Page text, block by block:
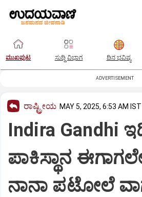
ಮುಖಪುಟ ಸುದ್ದಿ ವಿಭಾಗ ದಿನ ಭವಿಷ್ಯ
ADVERTISEMENT
ರಾಷ್ಟ್ರೀಯ MAY 5, 2025, 6:53 AM IST
Indira Gandhi
ಪಾಕಿಸ್ಥಾನ
ನಾನಾ ಪಟೋಲೆ